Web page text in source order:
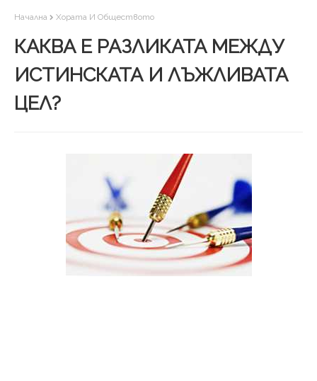
Начална Хората И Обществото
КАКВА Е РАЗЛИКАТА МЕЖДУ
ИСТИНСКАТА И ЛЪЖЛИВАТА
ЦЕЛ?